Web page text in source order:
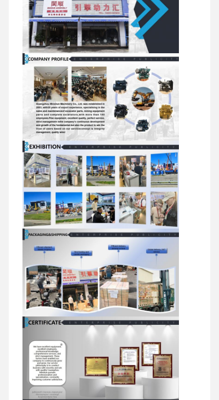
dizel motor
mitsubishi motor
Ekskavatör motoru
motor yeniden kiti
Enjeksiyon Pompası
Turboşarjör montajı
Diğer Motor Parçaları
Elektronik kontrol sistemi
motorun elektrik bileşenleri
Motor yakıt sistemi
Ekskavatör Hidrolik Parçaları
ekskavatör yedek parçaları